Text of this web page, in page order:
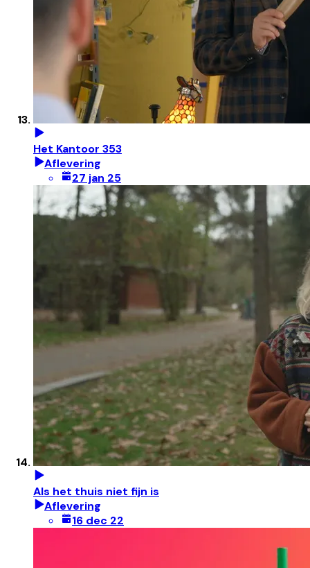
Het Kantoor 353
Aflevering
27 jan 25
Als het thuis niet fijn is
Aflevering
16 dec 22